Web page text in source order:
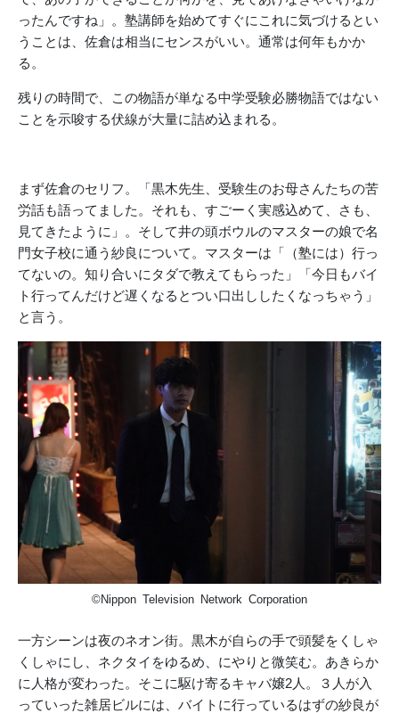
ったんですね」。塾講師を始めてすぐにこれに気づけるとい
うことは、佐倉は相当にセンスがいい。通常は何年もかか
る。
残りの時間で、この物語が単なる中学受験必勝物語ではない
ことを示唆する伏線が大量に詰め込まれる。
まず佐倉のセリフ。「黒木先生、受験生のお母さんたちの苦
労話も語ってました。それも、すごーく実感込めて、さも、
見てきたように」。そして井の頭ボウルのマスターの娘で名
門女子校に通う紗良について。マスターは「（塾には）行っ
てないの。知り合いにタダで教えてもらった」「今日もバイ
ト行ってんだけど遅くなるとつい口出ししたくなっちゃう」
と言う。
©Nippon Television Network Corporation
一方シーンは夜のネオン街。黒木が自らの手で頭髪をくしゃ
くしゃにし、ネクタイをゆるめ、にやりと微笑む。あきらか
に人格が変わった。そこに駆け寄るキャバ嬢2人。３人が入
っていった雑居ビルには、バイトに行っているはずの紗良が